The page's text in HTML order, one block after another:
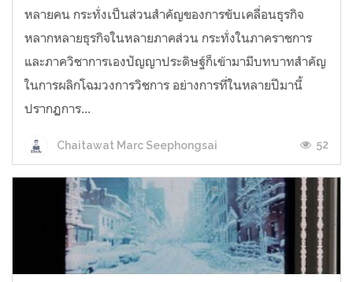
หลายคน กระทั่งเป็นส่วนสำคัญของการขับเคลื่อนธุรกิจ
หลากหลายธุรกิจในหลายภาคส่วน กระทั่งในภาคราชการ
และภาควิชาการเองปัญญาประดิษฐ์ก็เข้ามามีบทบาทสำคัญ
ในการผลิกโฉมวงการวิชการ อย่างการที่ในหลายปีมานี้
ปรากฏการ...
Chaitawat Marc Seephongsai 52